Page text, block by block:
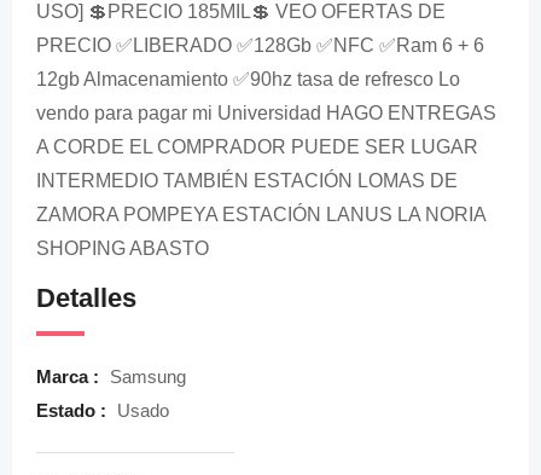
USO] 💲PRECIO 185MIL💲 VEO OFERTAS DE
PRECIO ✅LIBERADO ✅128Gb ✅NFC ✅Ram 6 + 6
12gb Almacenamiento ✅90hz tasa de refresco Lo
vendo para pagar mi Universidad HAGO ENTREGAS
A CORDE EL COMPRADOR PUEDE SER LUGAR
INTERMEDIO TAMBIÉN ESTACIÓN LOMAS DE
ZAMORA POMPEYA ESTACIÓN LANUS LA NORIA
SHOPING ABASTO
Detalles
Marca :
Samsung
Estado :
Usado